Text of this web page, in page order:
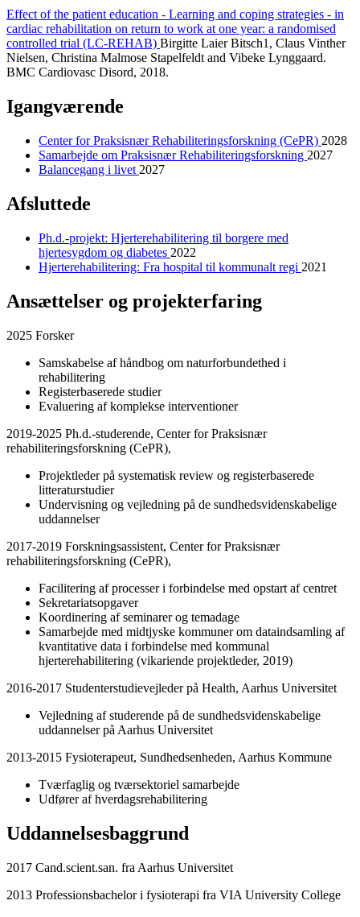
Effect of the patient education - Learning and coping strategies - in
cardiac rehabilitation on return to work at one year: a randomised
controlled trial (LC-REHAB) Birgitte Laier Bitsch1, Claus Vinther
Nielsen, Christina Malmose Stapelfeldt and Vibeke Lynggaard.
BMC Cardiovasc Disord, 2018.
Igangværende
Center for Praksisnær Rehabiliteringsforskning (CePR) 2028
Samarbejde om Praksisnær Rehabiliteringsforskning 2027
Balancegang i livet 2027
Afsluttede
Ph.d.-projekt: Hjerterehabilitering til borgere med
hjertesygdom og diabetes 2022
Hjerterehabilitering: Fra hospital til kommunalt regi 2021
Ansættelser og projekterfaring
2025 Forsker
Samskabelse af håndbog om naturforbundethed i
rehabilitering
Registerbaserede studier
Evaluering af komplekse interventioner
2019-2025 Ph.d.-studerende, Center for Praksisnær
rehabiliteringsforskning (CePR),
Projektleder på systematisk review og registerbaserede
litteraturstudier
Undervisning og vejledning på de sundhedsvidenskabelige
uddannelser
2017-2019 Forskningsassistent, Center for Praksisnær
rehabiliteringsforskning (CePR),
Facilitering af processer i forbindelse med opstart af centret
Sekretariatsopgaver
Koordinering af seminarer og temadage
Samarbejde med midtjyske kommuner om dataindsamling af
kvantitative data i forbindelse med kommunal
hjerterehabilitering (vikariende projektleder, 2019)
2016-2017 Studenterstudievejleder på Health, Aarhus Universitet
Vejledning af studerende på de sundhedsvidenskabelige
uddannelser på Aarhus Universitet
2013-2015 Fysioterapeut, Sundhedsenheden, Aarhus Kommune
Tværfaglig og tværsektoriel samarbejde
Udfører af hverdagsrehabilitering
Uddannelsesbaggrund
2017 Cand.scient.san. fra Aarhus Universitet
2013 Professionsbachelor i fysioterapi fra VIA University College